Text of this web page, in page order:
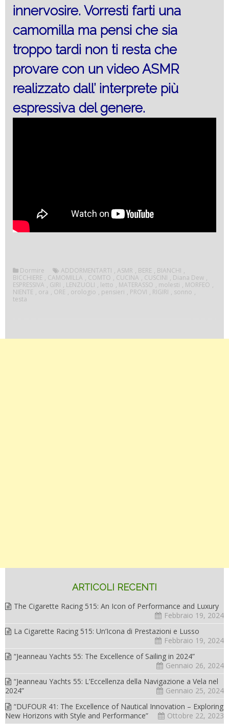
innervosire. Vorresti farti una
camomilla ma pensi che sia
troppo tardi non ti resta che
provare con un video ASMR
realizzato dall’ interprete più
espressiva del genere.
Dormire ADDORMENTARTI , ASMR , BERE , BIANCHI ,
BICCHIERE , CAMOMILLA , COMTO , CUCINA , CUSCINI , Diana Dew ,
ESPRESSIVA , GIRI , LENZUOLI , letto , MATERASSO , molesti , MORFEO ,
NIENTE , ora , ORE , orologio , pensieri , PROVI , RIGIRI , sonno ,
testa
ARTICOLI RECENTI
The Cigarette Racing 515: An Icon of Performance and Luxury
Febbraio 19, 2024
La Cigarette Racing 515: Un’Icona di Prestazioni e Lusso
Febbraio 19, 2024
“Jeanneau Yachts 55: The Excellence of Sailing in 2024”
Gennaio 26, 2024
“Jeanneau Yachts 55: L’Eccellenza della Navigazione a Vela nel
2024”
Gennaio 25, 2024
“DUFOUR 41: The Excellence of Nautical Innovation – Exploring
New Horizons with Style and Performance”
Ottobre 22, 2023